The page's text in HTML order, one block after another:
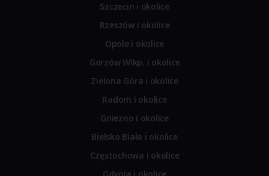
Szczecin i okolice
Rzeszów i okolice
Opole i okolice
Gorzów Wlkp. i okolice
Zielona Góra i okolice
Radom i okolice
Gniezno i okolice
Bielsko Biała i okolice
Częstochowa i okolice